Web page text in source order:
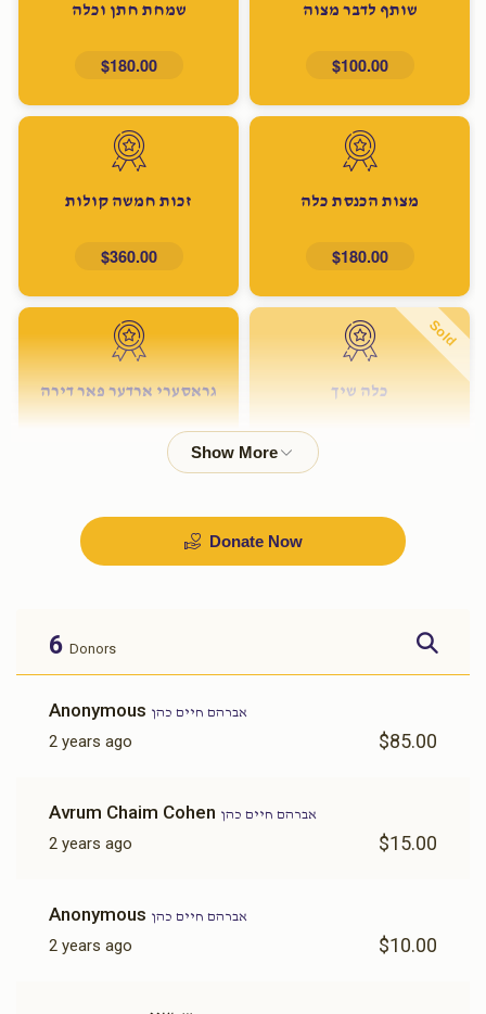
שותף לדבר מצוה
$100.00
שמחת חתן וכלה
$180.00
מצות הכנסת כלה
$180.00
זכות חמשה קולות
$360.00
Sold
כלה שיך גראסערי ארדער פאר דירה
Sold
$1,500.00
Sold
Donate Now
6 Donors
Anonymous אברהם חיים כהן
2 years ago $85.00
Avrum Chaim Cohen אברהם חיים כהן
2 years ago $15.00
Anonymous אברהם חיים כהן
2 years ago $10.00